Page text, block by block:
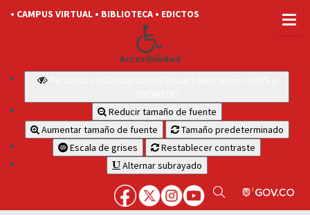
• CAMPUS VIRTUAL • BIBLIOTECA • EDICTOS
Accesibilidad
Reducir tamaño de fuente
Aumentar tamaño de fuente
Tamaño predeterminado
Escala de grises
Restablecer contraste
Alternar subrayado